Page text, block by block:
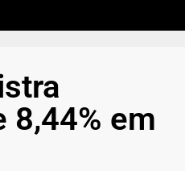
8,44% em